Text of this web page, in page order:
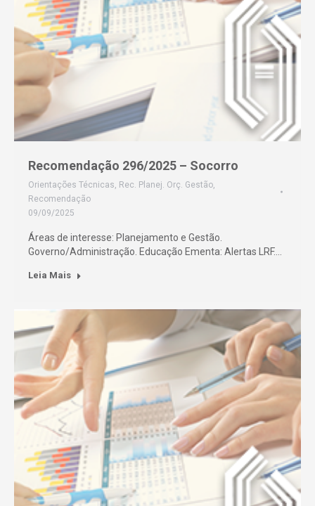
Recomendação 296/2025 – Socorro
Orientações Técnicas, Rec. Planej. Orç. Gestão,
Recomendação
09/09/2025
Áreas de interesse: Planejamento e Gestão.
Governo/Administração. Educação Ementa: Alertas LRF.…
Leia Mais